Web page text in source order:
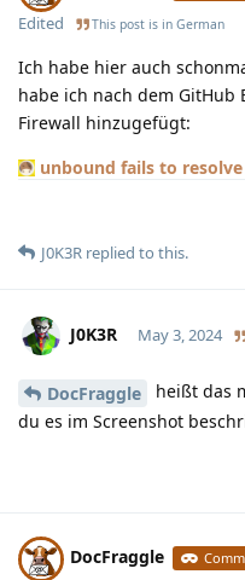
Edited
This post is in German
Ich habe hier auch
habe ich nach dem
Firewall hinzugefügt:
unbound fails to
J0K3R replied to this.
J0K3R May 3, 2024
DocFraggle
heißt das
du es im Screenshot
DocFraggle